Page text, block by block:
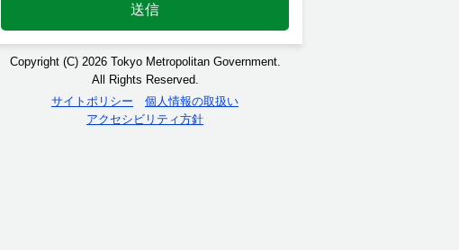
送信
Copyright (C) 2026 Tokyo Metropolitan Government.
All Rights Reserved.
サイトポリシー
個人情報の取扱い
アクセシビリティ方針